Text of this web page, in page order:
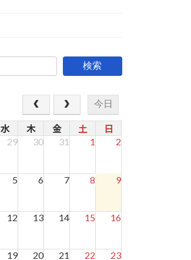
検索
今日
水 木 金 土
日
29 30 31 1 2
5 6 7 8 9
12 13 14 15 16
19 20 21 22 23